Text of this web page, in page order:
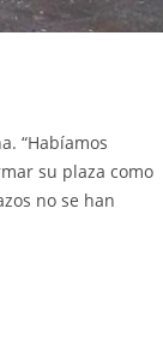
“Habíamos
su plaza como
no se han